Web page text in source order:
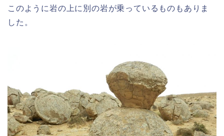
このように岩の上に別の岩が乗っているものもありま
した。